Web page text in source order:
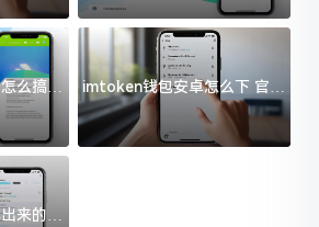
么搞？
道
imtoken钱包安卓怎么下 官方
渠道避坑指南
来的？